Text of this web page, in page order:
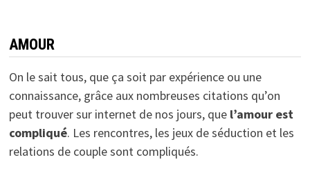
AMOUR
On le sait tous, que ça soit par expérience ou une
connaissance, grâce aux nombreuses citations qu’on
peut trouver sur internet de nos jours, que l’amourest
compliqué. Les rencontres, les jeux de séduction et les
relations de couple sont compliqués.